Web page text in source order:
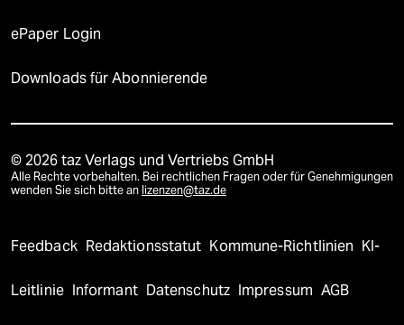
ePaper Login
Downloads für Abonnierende
© 2026 taz Verlags und Vertriebs GmbH
Alle Rechte vorbehalten. Bei rechtlichen Fragen oder für Genehmigungen
wenden Sie sich bitte an lizenzen@taz.de
Feedback Redaktionsstatut Kommune-Richtlinien KI-
Leitlinie Informant Datenschutz Impressum AGB